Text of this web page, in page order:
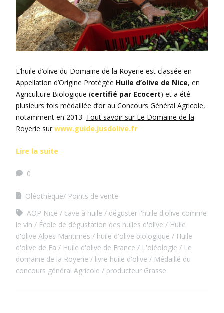
L’huile d’olive du Domaine de la Royerie est classée en
Appellation d’Origine Protégée Huile d’olive de Nice, en
Agriculture Biologique (certifié par Ecocert) et a été
plusieurs fois médaillée d’or au Concours Général Agricole,
notamment en 2013. Tout savoir sur Le Domaine de la
Royerie sur www.guide.jusdolive.fr
Lire la suite
0
Oléothèque/ Points de vente
AOP Nice
cave à huile
déguster l'huile d'olive comme
le vin
École de dégustation des huiles d'olive
Huile
d'olive Alpes Maritimes
huile d'olive biologique
Huile
d'olive de Fa
Huile d'olive de France L'oléologie
Le
domaine de la Royerie
livre huile d'olive
Médaillé du
concours général Agricole
producteur Grasse